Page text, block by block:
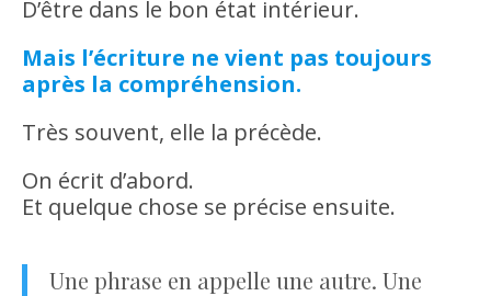
D’être dans le bon état intérieur.
Mais l’écriture ne vient pas toujours
après la compréhension.
Très souvent, elle la précède.
On écrit d’abord.
Et quelque chose se précise ensuite.
Une phrase en appelle une autre. Une